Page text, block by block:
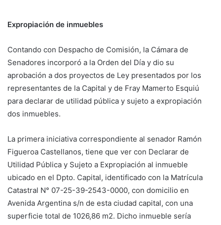
Expropiación de inmuebles
Contando con Despacho de Comisión, la Cámara de
Senadores incorporó a la Orden del Día y dio su
aprobación a dos proyectos de Ley presentados por los
representantes de la Capital y de Fray Mamerto Esquiú
para declarar de utilidad pública y sujeto a expropiación
dos inmuebles.
La primera iniciativa correspondiente al senador Ramón
Figueroa Castellanos, tiene que ver con Declarar de
Utilidad Pública y Sujeto a Expropiación al inmueble
ubicado en el Dpto. Capital, identificado con la Matrícula
Catastral N° 07-25-39-2543-0000, con domicilio en
Avenida Argentina s/n de esta ciudad capital, con una
superficie total de 1026,86 m2. Dicho inmueble sería